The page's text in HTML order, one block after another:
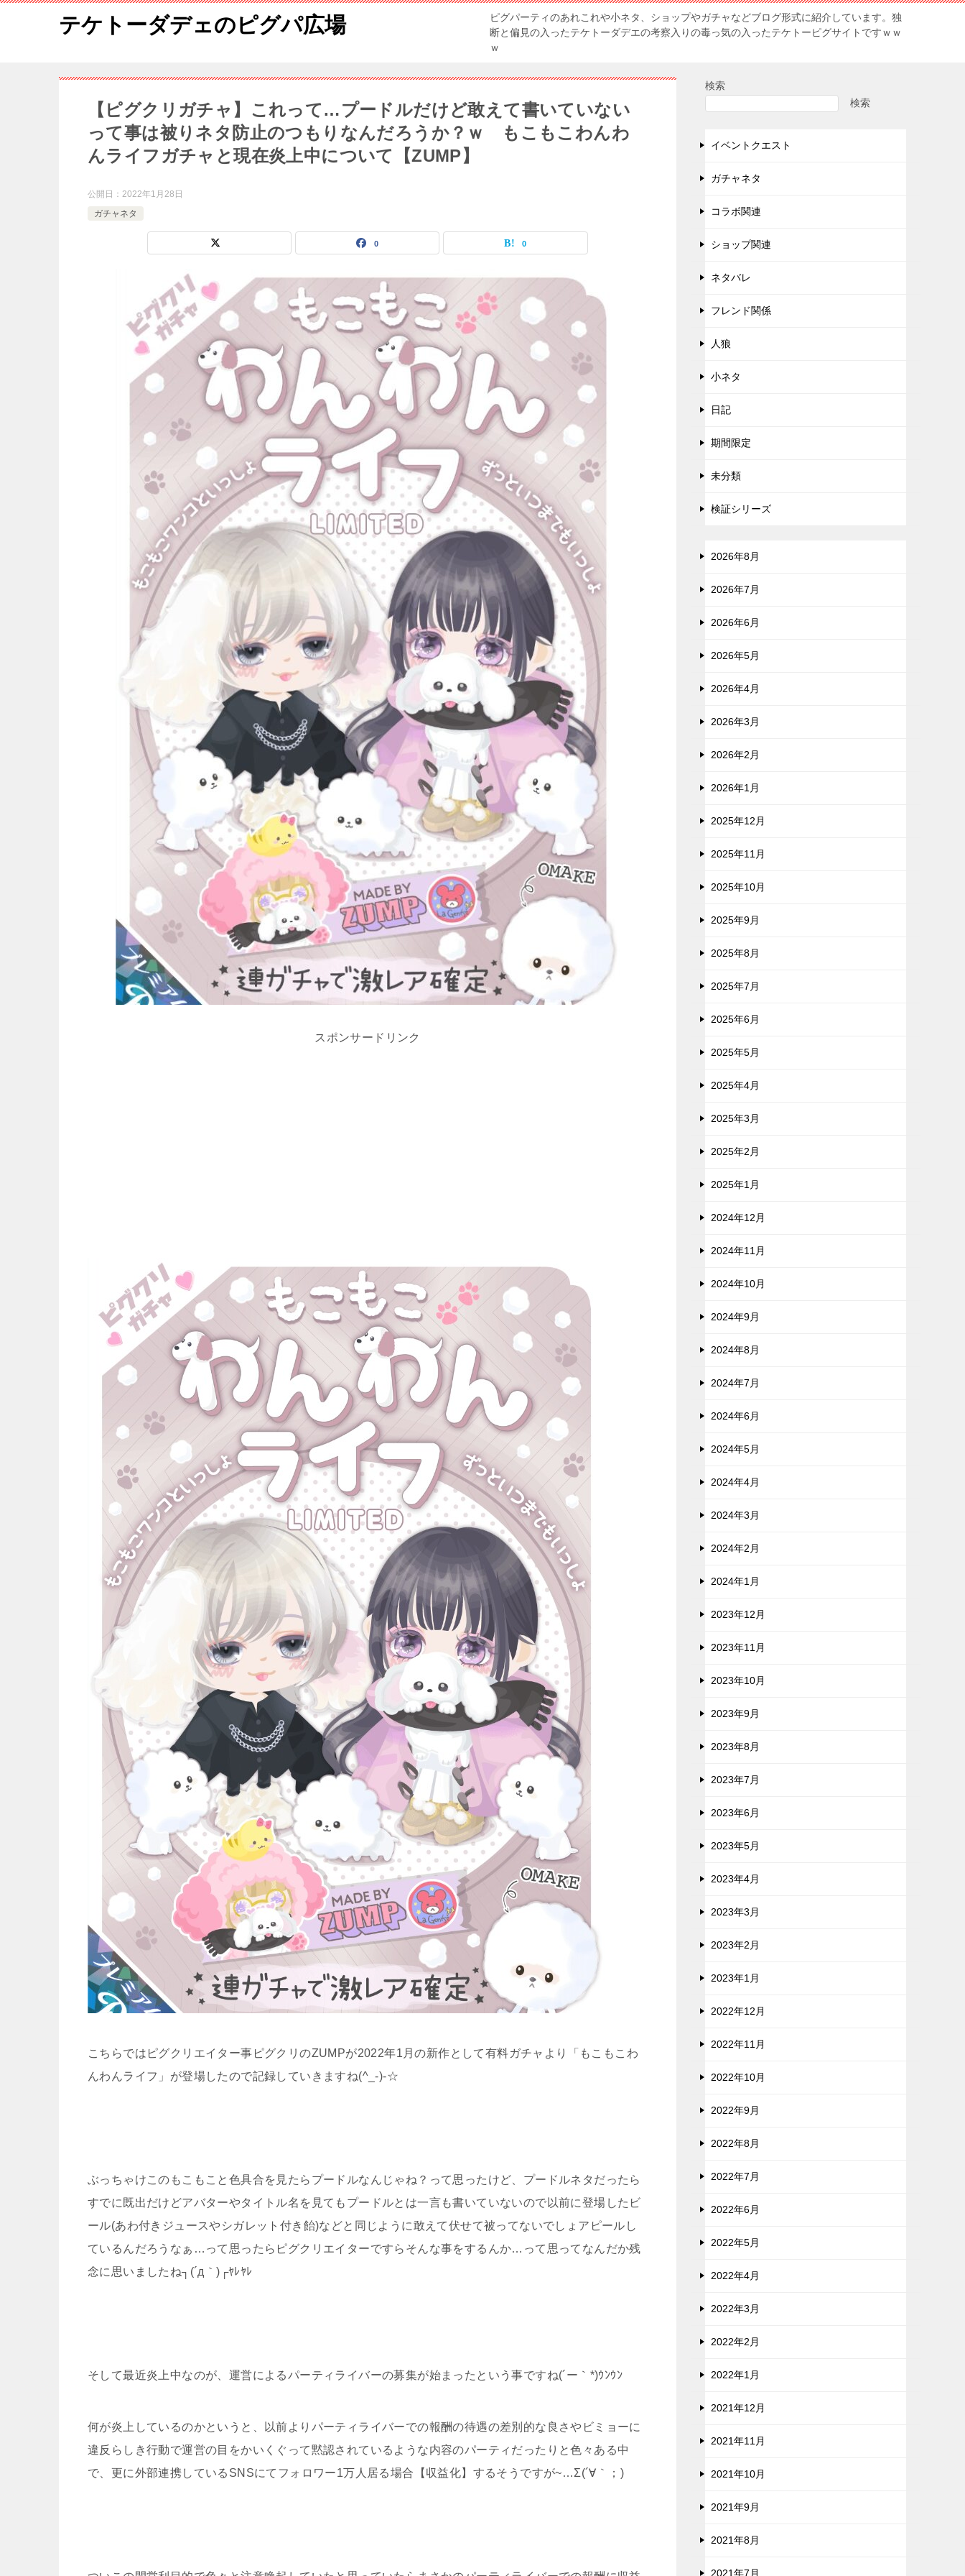
テケトーダデェのピグパ広場
ピグパーティのあれこれや小ネタ、ショップやガチャなどブログ形式に紹介しています。独
断と偏見の入ったテケトーダデエの考察入りの毒っ気の入ったテケトーピグサイトですｗｗ
ｗ
【ピグクリガチャ】これって…プードルだけど敢えて書いていない
って事は被りネタ防止のつもりなんだろうか？ｗ もこもこわんわ
んライフガチャと現在炎上中について【ZUMP】
公開日： 2022年1月28日
ガチャネタ
0 0
スポンサードリンク
こちらではピグクリエイター事ピグクリのZUMPが2022年1月の新作として有料ガチャより「もこもこわ
んわんライフ」が登場したので記録していきますね(^_-)-☆
ぶっちゃけこのもこもこと色具合を見たらプードルなんじゃね？って思ったけど、プードルネタだったら
すでに既出だけどアバターやタイトル名を見てもプードルとは一言も書いていないので以前に登場したビ
ール(あわ付きジュースやシガレット付き飴)などと同じように敢えて伏せて被ってないでしょアピールし
ているんだろうなぁ…って思ったらピグクリエイターですらそんな事をするんか…って思ってなんだか残
念に思いましたね┐(´д｀)┌ﾔﾚﾔﾚ
そして最近炎上中なのが、運営によるパーティライバーの募集が始まったという事ですね(´ー｀*)ｳﾝｳﾝ
何が炎上しているのかというと、以前よりパーティライバーでの報酬の待遇の差別的な良さやビミョーに
違反らしき行動で運営の目をかいくぐって黙認されているような内容のパーティだったりと色々ある中
で、更に外部連携しているSNSにてフォロワー1万人居る場合【収益化】するそうですが~…Σ(´∀｀；)
検索
検索
イベントクエスト
ガチャネタ
コラボ関連
ショップ関連
ネタバレ
フレンド関係
人狼
小ネタ
日記
期間限定
未分類
検証シリーズ
2026年8月
2026年7月
2026年6月
2026年5月
2026年4月
2026年3月
2026年2月
2026年1月
2025年12月
2025年11月
2025年10月
2025年9月
2025年8月
2025年7月
2025年6月
2025年5月
2025年4月
2025年3月
2025年2月
2025年1月
2024年12月
2024年11月
2024年10月
2024年9月
2024年8月
2024年7月
2024年6月
2024年5月
2024年4月
2024年3月
2024年2月
2024年1月
2023年12月
2023年11月
2023年10月
2023年9月
2023年8月
2023年7月
2023年6月
2023年5月
2023年4月
2023年3月
2023年2月
2023年1月
2022年12月
2022年11月
2022年10月
2022年9月
2022年8月
2022年7月
2022年6月
2022年5月
2022年4月
2022年3月
2022年2月
2022年1月
2021年12月
2021年11月
2021年10月
2021年9月
2021年8月
2021年7月